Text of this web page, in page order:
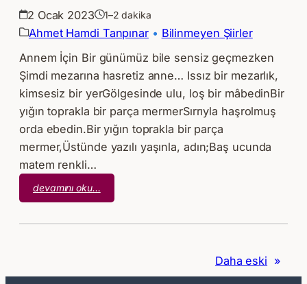
2 Ocak 2023 1–2 dakika
Ahmet Hamdi Tanpınar • Bilinmeyen Şiirler
Annem İçin Bir günümüz bile sensiz geçmezken
Şimdi mezarına hasretiz anne… Issız bir mezarlık,
kimsesiz bir yerGölgesinde ulu, loş bir mâbedinBir
yığın toprakla bir parça mermerSırrıyla haşrolmuş
orda ebedin.Bir yığın toprakla bir parça
mermer,Üstünde yazılı yaşınla, adın;Baş ucunda
matem renkli…
devamını oku…
Ahmet
İçin
Daha eski »